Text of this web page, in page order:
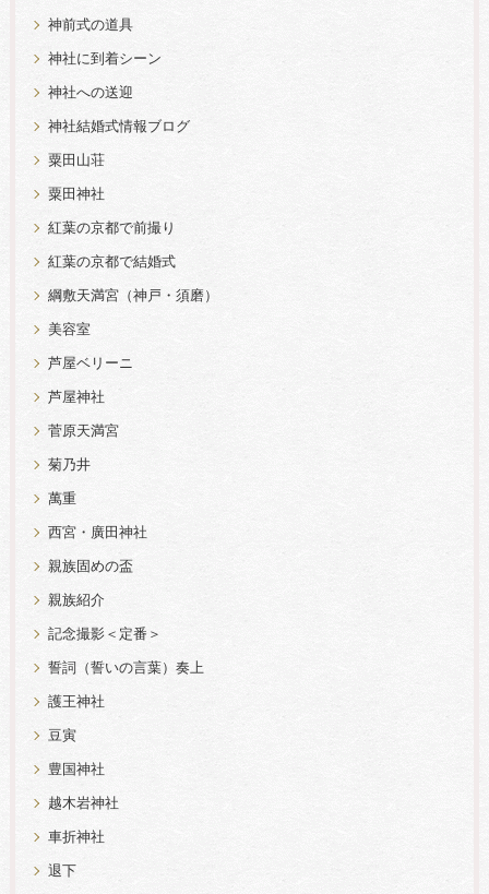
神前式の道具
神社に到着シーン
神社への送迎
神社結婚式情報ブログ
粟田山荘
粟田神社
紅葉の京都で前撮り
紅葉の京都で結婚式
綱敷天満宮（神戸・須磨）
美容室
芦屋ベリーニ
芦屋神社
菅原天満宮
菊乃井
萬重
西宮・廣田神社
親族固めの盃
親族紹介
記念撮影＜定番＞
誓詞（誓いの言葉）奏上
護王神社
豆寅
豊国神社
越木岩神社
車折神社
退下